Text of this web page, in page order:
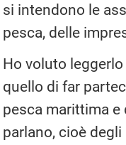
si intendono le
pesca, delle
Ho voluto
quello di far
pesca marittima e
parlano, cioè